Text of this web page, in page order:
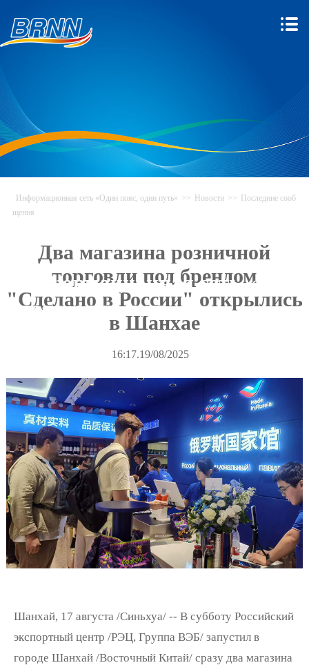
Информационная сеть «Один
пояс, один путь»
Информационная сеть «Один пояс, один путь» >> Новости >> Последние сооб
щения
Два магазина розничной
торговли под брендом
"Сделано в России" открылись
в Шанхае
16:17.19/08/2025
Шанхай, 17 августа /Синьхуа/ -- В субботу Российский
экспортный центр /РЭЦ, Группа ВЭБ/ запустил в
городе Шанхай /Восточный Китай/ сразу два магазина